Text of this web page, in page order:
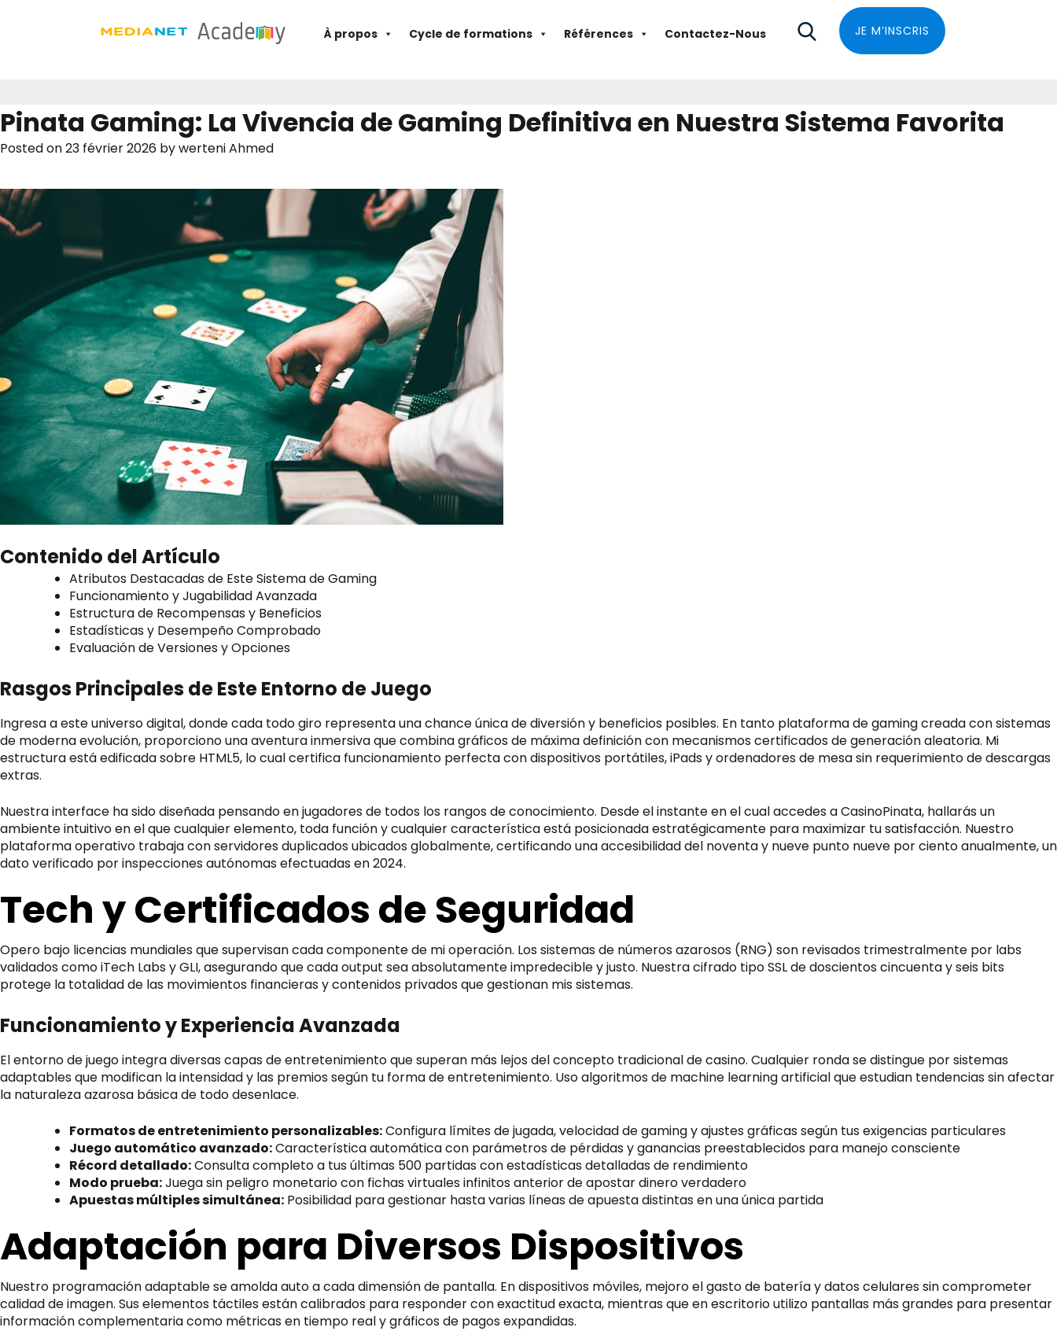
À propos Cycle de formations Références Contactez-Nous JE M’INSCRIS
Pinata Gaming: La Vivencia de Gaming Definitiva en Nuestra Sistema Favorita
Posted on23 février 2026 bywerteni Ahmed
Contenido del Artículo
Atributos Destacadas de Este Sistema de Gaming
Funcionamiento y Jugabilidad Avanzada
Estructura de Recompensas y Beneficios
Estadísticas y Desempeño Comprobado
Evaluación de Versiones y Opciones
Rasgos Principales de Este Entorno de Juego
Ingresa a este universo digital, donde cada todo giro representa una chance única de diversión y beneficios posibles. En tanto plataforma de gaming creada con sistemas
de moderna evolución, proporciono una aventura inmersiva que combina gráficos de máxima definición con mecanismos certificados de generación aleatoria. Mi
estructura está edificada sobre HTML5, lo cual certifica funcionamiento perfecta con dispositivos portátiles, iPads y ordenadores de mesa sin requerimiento de descargas
extras.
Nuestra interface ha sido diseñada pensando en jugadores de todos los rangos de conocimiento. Desde el instante en el cual accedes aCasinoPinata, hallarás un
ambiente intuitivo en el que cualquier elemento, toda función y cualquier característica está posicionada estratégicamente para maximizar tu satisfacción. Nuestro
plataforma operativo trabaja con servidores duplicados ubicados globalmente, certificando una accesibilidad del noventa y nueve punto nueve por ciento anualmente, un
dato verificado por inspecciones autónomas efectuadas en 2024.
Tech y Certificados de Seguridad
Opero bajo licencias mundiales que supervisan cada componente de mi operación. Los sistemas de números azarosos (RNG) son revisados trimestralmente por labs
validados como iTech Labs y GLI, asegurando que cada output sea absolutamente impredecible y justo. Nuestra cifrado tipo SSL de doscientos cincuenta y seis bits
protege la totalidad de las movimientos financieras y contenidos privados que gestionan mis sistemas.
Funcionamiento y Experiencia Avanzada
El entorno de juego integra diversas capas de entretenimiento que superan más lejos del concepto tradicional de casino. Cualquier ronda se distingue por sistemas
adaptables que modifican la intensidad y las premios según tu forma de entretenimiento. Uso algoritmos de machine learning artificial que estudian tendencias sin afectar
la naturaleza azarosa básica de todo desenlace.
Formatos de entretenimiento personalizables:Configura límites de jugada, velocidad de gaming y ajustes gráficas según tus exigencias particulares
Juego automático avanzado:Característica automática con parámetros de pérdidas y ganancias preestablecidos para manejo consciente
Récord detallado:Consulta completo a tus últimas 500 partidas con estadísticas detalladas de rendimiento
Modo prueba:Juega sin peligro monetario con fichas virtuales infinitos anterior de apostar dinero verdadero
Apuestas múltiples simultánea: Posibilidad para gestionar hasta varias líneas de apuesta distintas en una única partida
Adaptación para Diversos Dispositivos
Nuestro programación adaptable se amolda auto a cada dimensión de pantalla. En dispositivos móviles, mejoro el gasto de batería y datos celulares sin comprometer
calidad de imagen. Sus elementos táctiles están calibrados para responder con exactitud exacta, mientras que en escritorio utilizo pantallas más grandes para presentar
información complementaria como métricas en tiempo real y gráficos de pagos expandidas.